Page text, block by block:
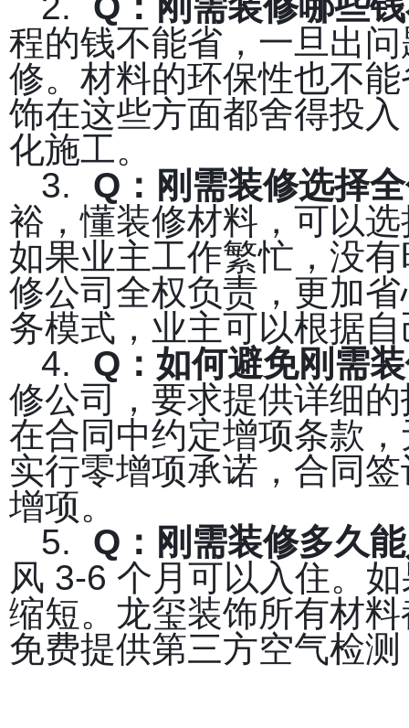
程的钱不能省，一旦出
修。材料的环保性也不
饰在这些方面都舍得投
化施工。
3.
Q ：刚需装修选择
裕，懂装修材料，可以
如果业主工作繁忙，没
修公司全权负责，更加
务模式，业主可以根据
4.
Q ：如何避免刚需
修公司，要求提供详细
在合同中约定增项条款
实行零增项承诺，合同
增项。
5.
Q ：刚需装修多久
风 3-6 个月可以入住。
缩短。龙玺装饰所有材
免费提供第三方空气检